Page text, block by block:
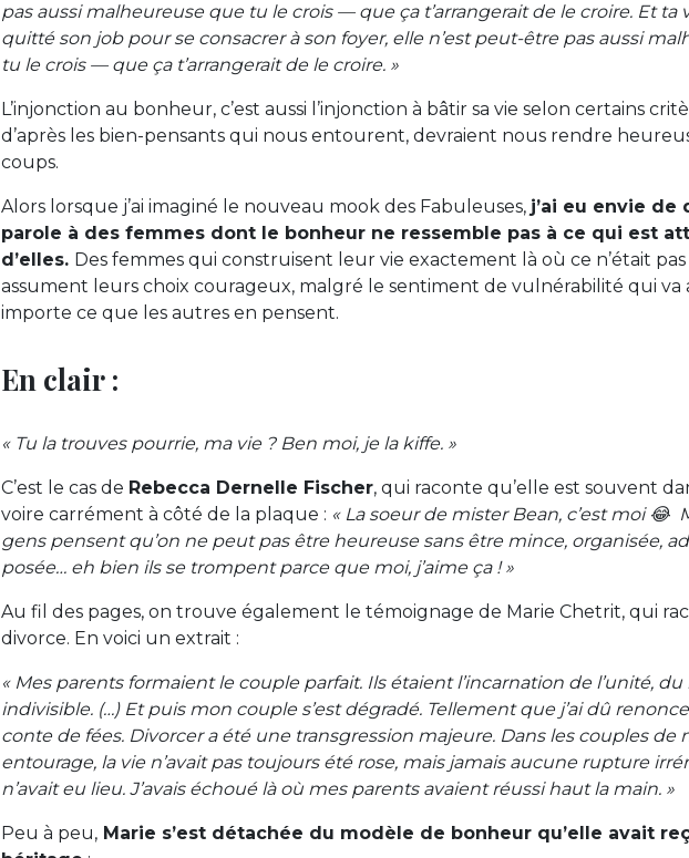
pas aussi malheureuse que tu le crois — que ça t’arrangerait de le croire. Et ta
quitté son job pour se consacrer à son foyer, elle n’est peut-être pas aussi
tu le crois — que ça t’arrangerait de le croire. »
L’injonction au bonheur, c’est aussi l’injonction à bâtir sa vie selon certains
d’après les bien-pensants qui nous entourent, devraient nous rendre
coups.
Alors lorsque j’ai imaginé le nouveau mook des Fabuleuses, j’ai eu envie de
parole à des femmes dont le bonheur ne ressemble pas à ce qui est
d’elles. Des femmes qui construisent leur vie exactement là où ce n’était
assument leurs choix courageux, malgré le sentiment de vulnérabilité qui va
importe ce que les autres en pensent.
En clair :
« Tu la trouves pourrie, ma vie ? Ben moi, je la kiffe. »
C’est le cas de Rebecca Dernelle Fischer, qui raconte qu’elle est souvent
voire carrément à côté de la plaque : « La soeur de mister Bean, c’est moi 😂
gens pensent qu’on ne peut pas être heureuse sans être mince, organisée,
posée… eh bien ils se trompent parce que moi, j’aime ça ! »
Au fil des pages, on trouve également le témoignage de Marie Chetrit, qui
divorce. En voici un extrait :
« Mes parents formaient le couple parfait. Ils étaient l’incarnation de l’unité,
indivisible. (…) Et puis mon couple s’est dégradé. Tellement que j’ai dû
conte de fées. Divorcer a été une transgression majeure. Dans les couples de
entourage, la vie n’avait pas toujours été rose, mais jamais aucune rupture
n’avait eu lieu. J’avais échoué là où mes parents avaient réussi haut la main. »
Peu à peu, Marie s’est détachée du modèle de bonheur qu’elle avait